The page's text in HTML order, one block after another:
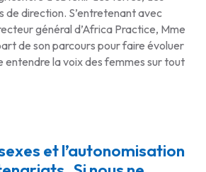
de direction. S’entretenant avec
général d’Africa Practice, Mme
de son parcours pour faire évoluer
entendre la voix des femmes sur tout
et l’autonomisation